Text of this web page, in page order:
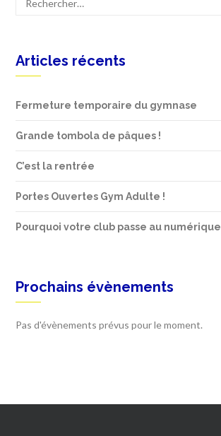
Articles récents
Fermeture temporaire du gymnase
Grande tombola de pâques !
C’est la rentrée
Portes Ouvertes Gym Adulte !
Pourquoi votre club passe au numérique
Prochains évènements
Pas d'évènements prévus pour le moment.